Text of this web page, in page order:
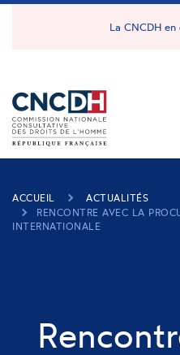
Panneau de gestion des cookies
La CNCDH
ACCUEIL
ACTUALITÉS
RENCONTRE AVEC LA
INTERNATIONALE